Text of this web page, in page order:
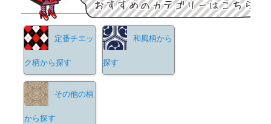
定番チエッ
ク柄から探す
和風柄から
探す
その他の柄
から探す